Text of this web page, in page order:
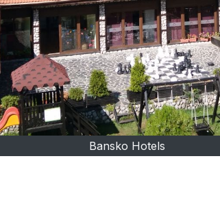
Bansko Hotels